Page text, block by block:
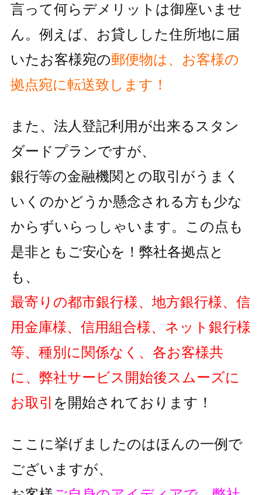
言って何らデメリットは御座いませ
ん。例えば、お貸しした住所地に届
いたお客様宛の郵便物は、お客様の
拠点宛に転送致します！
また、法人登記利用が出来るスタン
ダードプランですが、
銀行等の金融機関との取引がうまく
いくのかどうか懸念される方も少な
からずいらっしゃいます。この点も
是非ともご安心を！弊社各拠点と
も、
最寄りの都市銀行様、地方銀行様、信
用金庫様、信用組合様、ネット銀行様
等、種別に関係なく、各お客様共
に、弊社サービス開始後スムーズに
お取引 を開始されております！
ここに挙げましたのはほんの一例で
ございますが、